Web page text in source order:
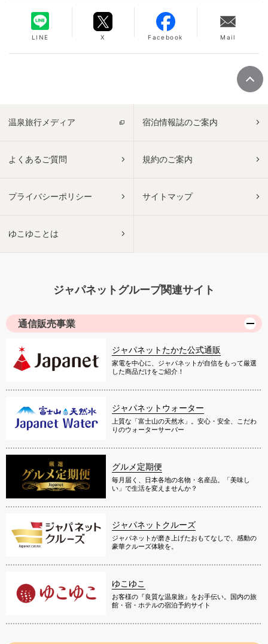
LINE X Facebook Mail
温泉旅行メディア 宿泊情報誌のご案内
よくあるご質問 規約のご案内
プライバシーポリシー サイトマップ
ゆこゆことは
ジャパネットグループ関連サイト
通信販売事業
ジャパネットたかた公式通販
家電を中心に、ジャパネットが自信をもって厳選
した商品だけをご紹介！
ジャパネットウォーター
上質な「富士山の天然水」。安心・安全、こだわ
りのウォーターサーバー
グルメ定期便
毎月届く、日本各地の名物・名産品。「美味し
い」で生活を変えませんか？
ジャパネットクルーズ
ジャパネットが磨き上げたおもてなしで、感動の
豪華クルーズ体験を。
ゆこゆこ
お客様の『良質な温泉旅』をお手伝い。国内の旅
館・宿・ホテルの宿泊予約サイト